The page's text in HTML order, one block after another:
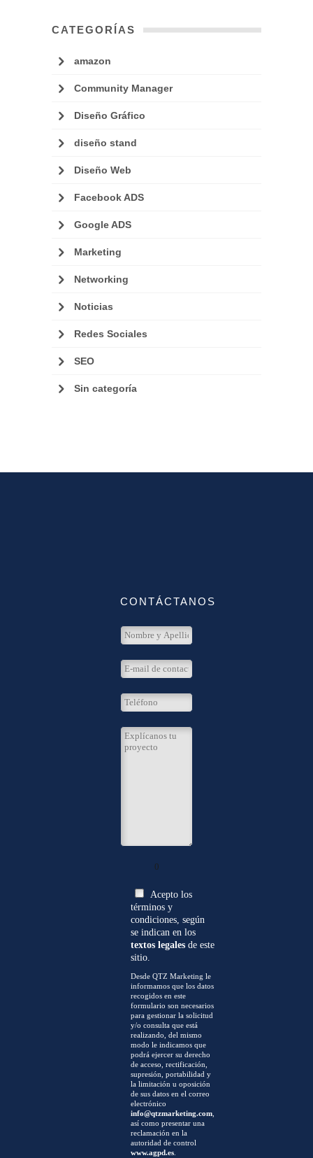
CATEGORÍAS
amazon
Community Manager
Diseño Gráfico
diseño stand
Diseño Web
Facebook ADS
Google ADS
Marketing
Networking
Noticias
Redes Sociales
SEO
Sin categoría
CONTÁCTANOS
0
Acepto los
términos y
condiciones, según
se indican en los
textos legales de este
sitio.
Desde QTZ Marketing le
informamos que los datos
recogidos en este
formulario son necesarios
para gestionar la solicitud
y/o consulta que está
realizando, del mismo
modo le indicamos que
podrá ejercer su derecho
de acceso, rectificación,
supresión, portabilidad y
la limitación u oposición
de sus datos en el correo
electrónico
info@qtzmarketing.com
así como presentar una
reclamación en la
autoridad de control
www.agpd.es